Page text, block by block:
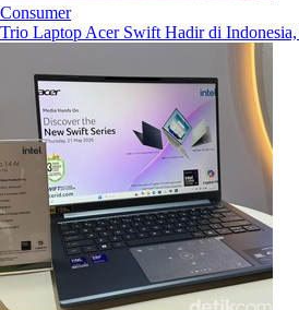
Consumer
Trio Laptop Acer Swift Hadir di